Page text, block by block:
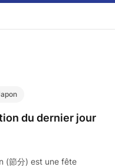
du dernier jour
(節分) est une fête